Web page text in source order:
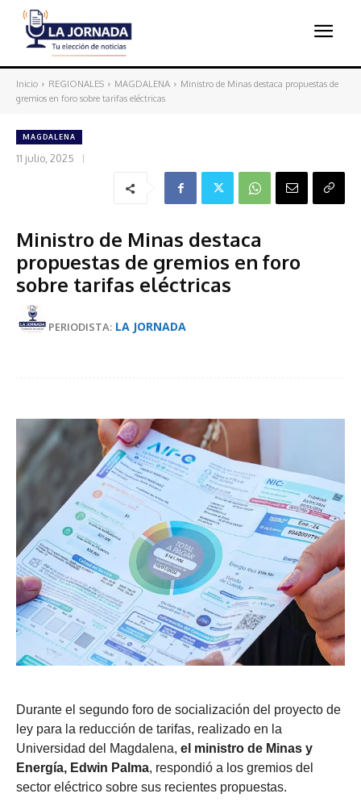
Inicio REGIONALES MAGDALENA
Ministro de Minas destaca propuestas de
gremios en foro sobre tarifas eléctricas
MAGDALENA
11 julio, 2025
Ministro de Minas destaca
propuestas de gremios en foro
sobre tarifas eléctricas
PERIODISTA: LA JORNADA
Durante el segundo foro de socialización del proyecto de
ley para la reducción de tarifas, realizado en la
Universidad del Magdalena, el ministro de Minas y
Energía, Edwin Palma, respondió a los gremios del
sector eléctrico sobre sus recientes propuestas.